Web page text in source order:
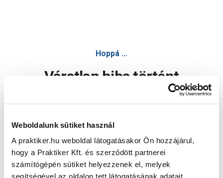
Weboldalunk sütiket használ
A praktiker.hu weboldal látogatásakor Ön hozzájárul,
hogy a Praktiker Kft. és szerződött partnerei
számítógépén sütiket helyezzenek el, melyek
segítségével az oldalon tett látogatásának adatait
Hoppá ...
Váratlan hiba történt
Oldal újratöltése